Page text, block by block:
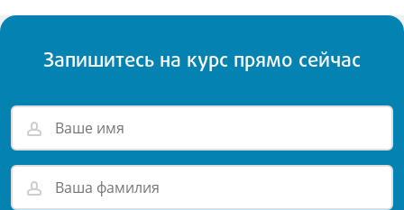
Запишитесь на курс прямо сейчас